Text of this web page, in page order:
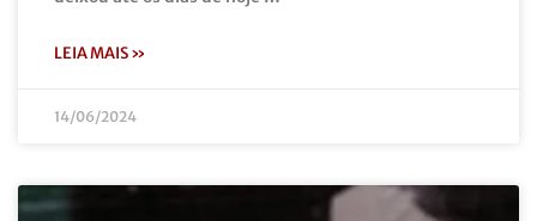
LEIA MAIS »
14/06/2024